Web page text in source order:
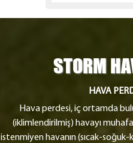
STORM
HAVA
Hava perdesi, iç ortamda
(iklimlendirilmiş) havayı
istenmiyen havanın (sıcak-